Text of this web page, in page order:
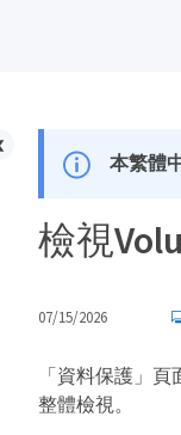
本繁體
檢視
07/15/2026
「資料保護」
整體檢視。